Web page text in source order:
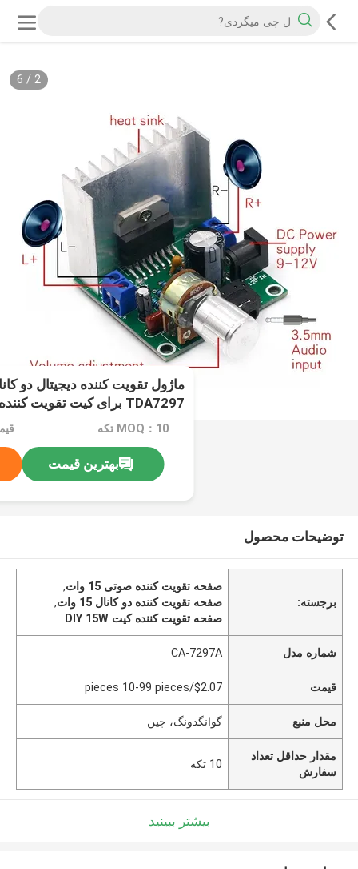
3
/
6
TDA7297 برای کیت تقویت کننده صوتی DIY
MOQ：10 تکه
بهترین قیمت
توضیحات محصول
برجسته:
صفحه تقویت کننده صوتی 15 وات
,
صفحه تقویت کننده دو کانال 15 وات
,
صفحه تقویت کننده کیت DIY 15W
شماره مدل CA-7297A
قیمت $2.07/pieces 10-99 pieces
محل منبع گوانگدونگ، چین
مقدار حداقل تعداد
سفارش
10 تکه
بیشتر ببینید